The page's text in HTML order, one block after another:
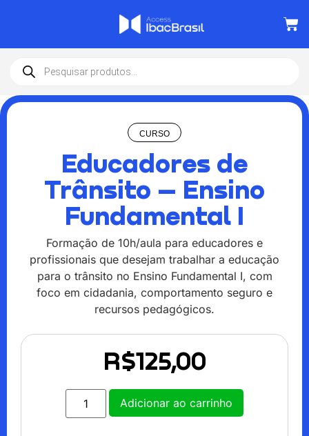
CURSO
Educadores de
Trânsito – Ensino
Fundamental I
Formação de 10h/aula para educadores e
profissionais que desejam trabalhar a educação
para o trânsito no Ensino Fundamental I, com
foco em cidadania, comportamento seguro e
recursos pedagógicos.
R$125,00
Adicionar ao carrinho